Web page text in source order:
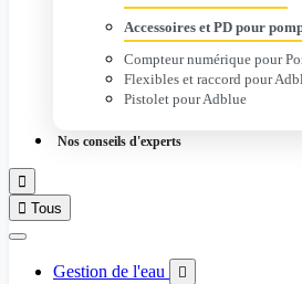
Accessoires et PD pour
Compteur numérique pour
Flexibles et raccord pour
Pistolet pour Adblue
Nos conseils d'experts

 Tous
Gestion de l'eau 